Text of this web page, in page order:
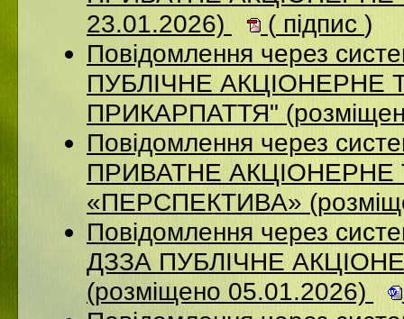
23.01.2026)
( підпис )
Повідомлення через
ПУБЛІЧНЕ АКЦІОНЕРНЕ
ПРИКАРПАТТЯ"
Повідомлення через
ПРИВАТНЕ
«ПЕРСПЕКТИВА»
Повідомлення через
ДЗЗА ПУБЛІЧНЕ
(розміщено 05.01.2026)